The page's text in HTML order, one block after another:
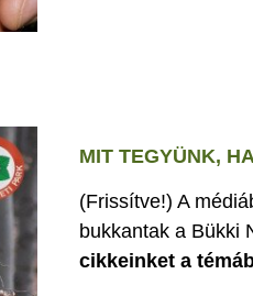
MIT TEGYÜNK,
(Frissítve!) A
bukkantak a Bükki
cikkeinket a